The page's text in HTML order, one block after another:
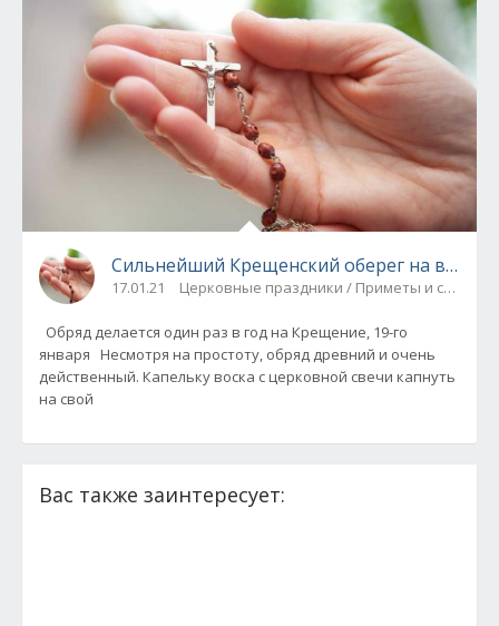
Сильнейший Крещенский оберег на весь
17.01.21 Церковные праздники / Приметы и
Обряд делается один раз в год на Крещение, 19-го
января Несмотря на простоту, обряд древний и очень
действенный. Капельку воска с церковной свечи капнуть
на свой
Вас также заинтересует: